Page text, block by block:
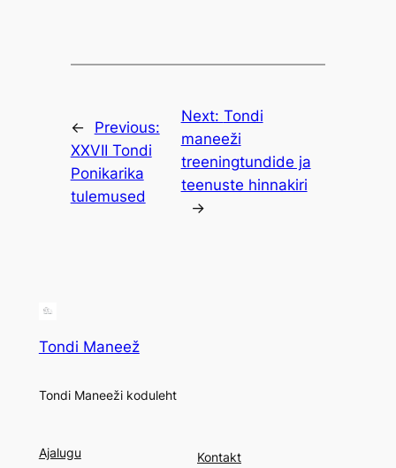
←
Previous:
XXVII Tondi
Ponikarika
tulemused
Next: Tondi
maneeži
treeningtundide ja
teenuste hinnakiri
→
Tondi Maneež
Tondi Maneeži koduleht
Ajalugu Kontakt